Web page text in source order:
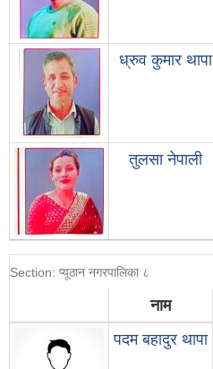
ध्रुव कुमार थापा
तुलसा नेपाली
Section: प्यूठान नगरपालिका ८
नाम
पदम बहादुर थापा